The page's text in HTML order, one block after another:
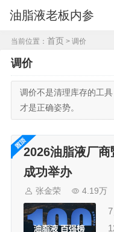
油脂液老板内参
当前位置： 首页 > 调价
调价
调价不是清理库存的工
才是正确姿势。
2026油脂液厂
成功举办
张金荣 4.19万